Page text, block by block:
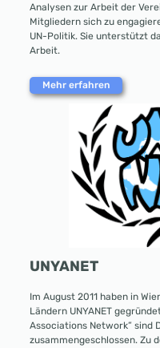
Analysen zur Arbeit der
Mitgliedern sich zu
UN-Politik. Sie unterstützt
Arbeit.
Mehr erfahren
UNYANET
Im August 2011 haben in
Ländern UNYANET
Associations Network” sind
zusammengeschlossen. Zu